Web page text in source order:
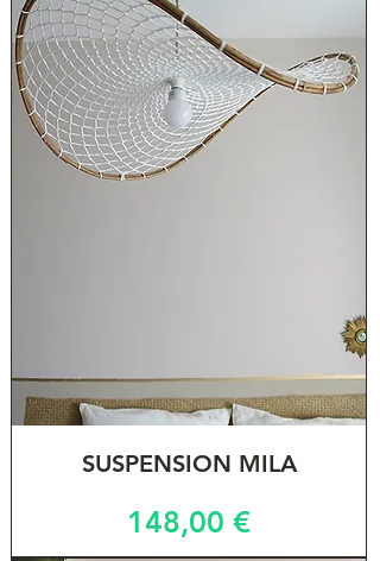
SUSPENSION MILA
Prix
148,00 €